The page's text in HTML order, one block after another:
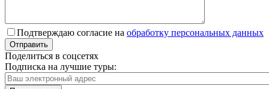
Подтверждаю согласие на обработку персональных данных
Поделиться в соцсетях
Подписка на лучшие туры: